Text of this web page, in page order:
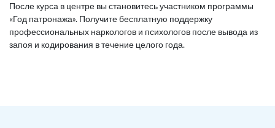
После курса в центре вы становитесь участником программы
«Год патронажа». Получите бесплатную поддержку
профессиональных наркологов и психологов после вывода из
запоя и кодирования в течение целого года.